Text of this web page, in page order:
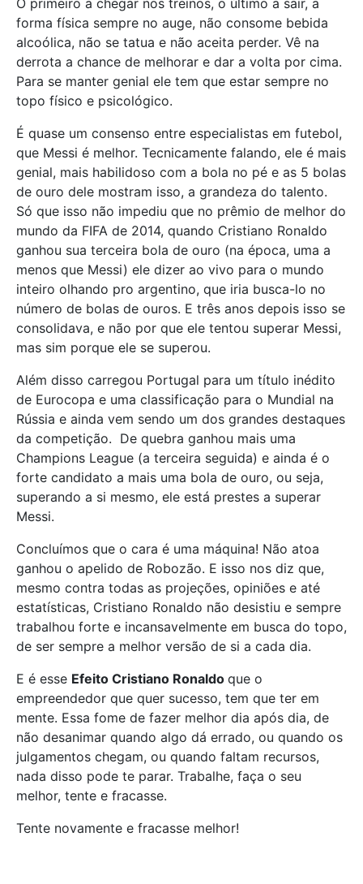
O primeiro a chegar nos treinos, o último a sair, a
forma física sempre no auge, não consome bebida
alcoólica, não se tatua e não aceita perder. Vê na
derrota a chance de melhorar e dar a volta por cima.
Para se manter genial ele tem que estar sempre no
topo físico e psicológico.
É quase um consenso entre especialistas em futebol,
que Messi é melhor. Tecnicamente falando, ele é mais
genial, mais habilidoso com a bola no pé e as 5 bolas
de ouro dele mostram isso, a grandeza do talento.
Só que isso não impediu que no prêmio de melhor do
mundo da FIFA de 2014, quando Cristiano Ronaldo
ganhou sua terceira bola de ouro (na época, uma a
menos que Messi) ele dizer ao vivo para o mundo
inteiro olhando pro argentino, que iria busca-lo no
número de bolas de ouros. E três anos depois isso se
consolidava, e não por que ele tentou superar Messi,
mas sim porque ele se superou.
Além disso carregou Portugal para um título inédito
de Eurocopa e uma classificação para o Mundial na
Rússia e ainda vem sendo um dos grandes destaques
da competição. De quebra ganhou mais uma
Champions League (a terceira seguida) e ainda é o
forte candidato a mais uma bola de ouro, ou seja,
superando a si mesmo, ele está prestes a superar
Messi.
Concluímos que o cara é uma máquina! Não atoa
ganhou o apelido de Robozão. E isso nos diz que,
mesmo contra todas as projeções, opiniões e até
estatísticas, Cristiano Ronaldo não desistiu e sempre
trabalhou forte e incansavelmente em busca do topo,
de ser sempre a melhor versão de si a cada dia.
E é esse Efeito Cristiano Ronaldo que o
empreendedor que quer sucesso, tem que ter em
mente. Essa fome de fazer melhor dia após dia, de
não desanimar quando algo dá errado, ou quando os
julgamentos chegam, ou quando faltam recursos,
nada disso pode te parar. Trabalhe, faça o seu
melhor, tente e fracasse.
Tente novamente e fracasse melhor!